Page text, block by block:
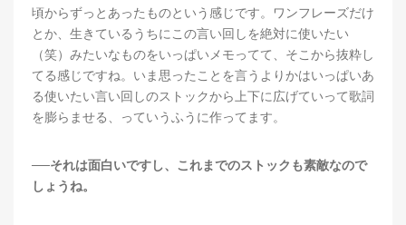
頃からずっとあったものという感じです。ワンフレーズだけ
とか、生きているうちにこの言い回しを絶対に使いたい
（笑）みたいなものをいっぱいメモってて、そこから抜粋し
てる感じですね。いま思ったことを言うよりかはいっぱいあ
る使いたい言い回しのストックから上下に広げていって歌詞
を膨らませる、っていうふうに作ってます。
──それは面白いですし、これまでのストックも素敵なので
しょうね。